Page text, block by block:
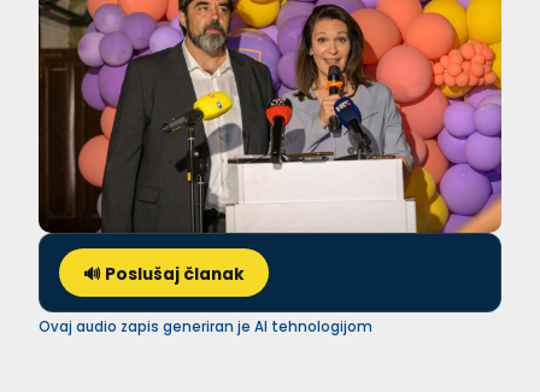
🔊 Poslušaj članak
Ovaj audio zapis generiran je AI tehnologijom